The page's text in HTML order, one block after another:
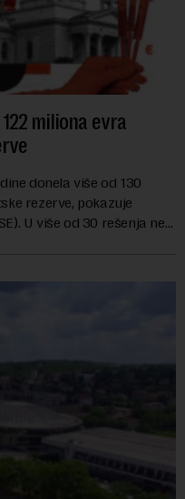
miliona evra
donela više od 130
rezerve, pokazuje
U više od 30 rešenja ne